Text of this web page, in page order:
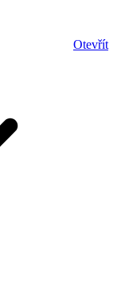
Otevřít